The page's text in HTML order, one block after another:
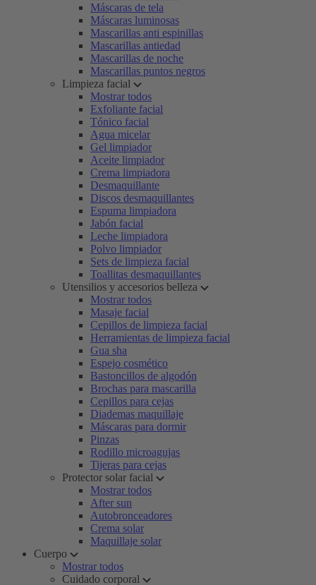
Máscaras de tela
Máscaras luminosas
Mascarillas anti espinillas
Mascarillas antiedad
Mascarillas de noche
Mascarillas puntos negros
Limpieza facial
Mostrar todos
Exfoliante facial
Tónico facial
Agua micelar
Gel limpiador
Aceite limpiador
Crema limpiadora
Desmaquillante
Discos desmaquillantes
Espuma limpiadora
Jabón facial
Leche limpiadora
Polvo limpiador
Sets de limpieza facial
Toallitas desmaquillantes
Utensilios y accesorios belleza
Mostrar todos
Masaje facial
Cepillos de limpieza facial
Herramientas de limpieza facial
Gua sha
Espejo cosmético
Bastoncillos de algodón
Brochas para mascarilla
Cepillos para cejas
Diademas maquillaje
Máscaras para dormir
Pinzas
Rodillo microagujas
Tijeras para cejas
Protector solar facial
Mostrar todos
After sun
Autobronceadores
Crema solar
Maquillaje solar
Cuerpo
Mostrar todos
Cuidado corporal